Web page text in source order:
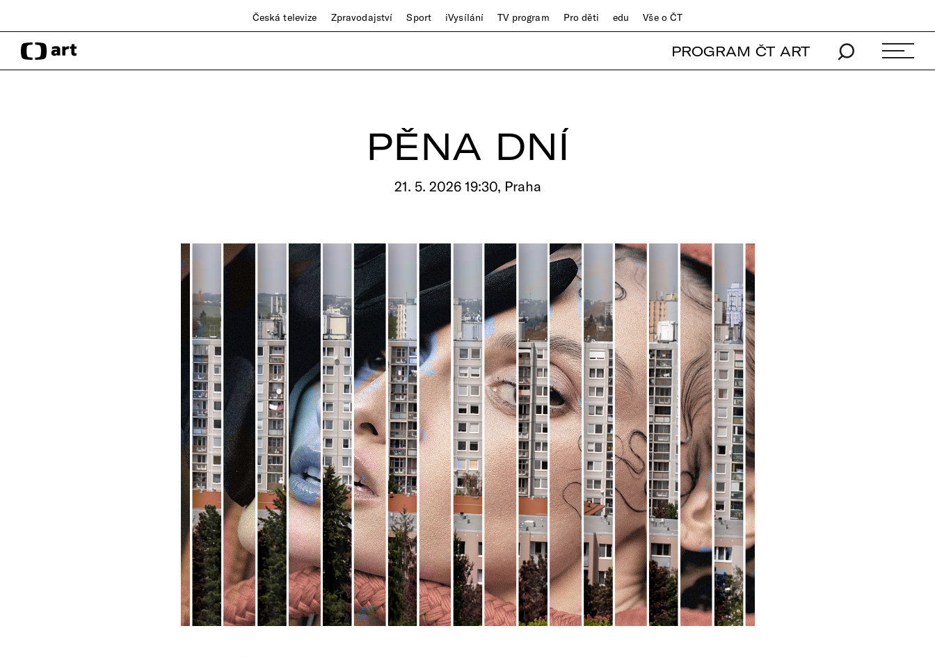
Česká televize Zpravodajství Sport iVysílání TV program Pro děti edu Vše o ČT
PROGRAM ČT ART
PĚNA DNÍ
21. 5. 2026 19:30, Praha